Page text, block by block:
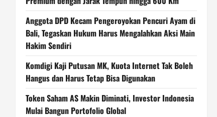
Anggota DPD Kecam Pengeroyokan Pencuri Ayam di
Bali, Tegaskan Hukum Harus Mengalahkan Aksi Main
Hakim Sendiri
Komdigi Kaji Putusan MK, Kuota Internet Tak Boleh
Hangus dan Harus Tetap Bisa Digunakan
Token Saham AS Makin Diminati, Investor Indonesia
Mulai Bangun Portofolio Global